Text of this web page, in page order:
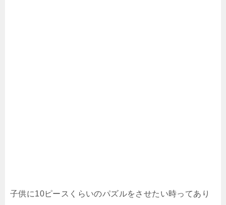
子供に10ピースくらいのパズルをさせたい時ってあり